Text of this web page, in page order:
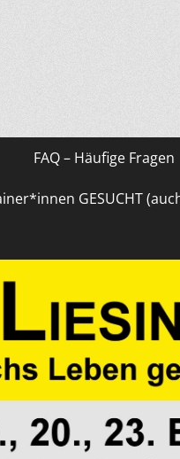
FAQ – Häufige Fragen
GESUCHT